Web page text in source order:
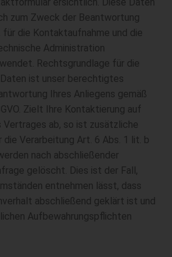
zum Zweck der Beantwortung
für die Kontaktaufnahme und die
Administration
Rechtsgrundlage für die
ist unser berechtigtes
Ihres Anliegens gemäß
Zielt Ihre Kontaktierung auf
Vertrages ab, so ist zusätzliche
Verarbeitung Art. 6 Abs. 1 lit. b
nach abschließender
gelöscht. Dies ist der Fall,
entnehmen lässt, dass
abschließend geklärt ist und
Aufbewahrungspflichten